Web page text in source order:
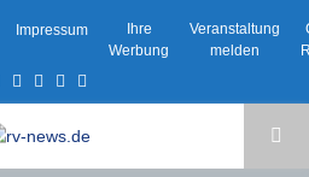
Impressum
Ihre
Werbung
Veranstaltung
melden
Facebook
TwitterInstagram
Email